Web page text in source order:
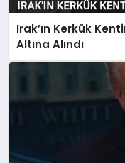
Irak’ın Kerkük
Altına Alındı